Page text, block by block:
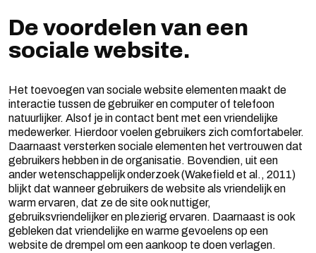
De voordelen van een
sociale website.
Het toevoegen van sociale website elementen maakt de
interactie tussen de gebruiker en computer of telefoon
natuurlijker. Alsof je in contact bent met een vriendelijke
medewerker. Hierdoor voelen gebruikers zich comfortabeler.
Daarnaast versterken sociale elementen het vertrouwen dat
gebruikers hebben in de organisatie. Bovendien, uit een
ander wetenschappelijk onderzoek (Wakefield et al., 2011)
blijkt dat wanneer gebruikers de website als vriendelijk en
warm ervaren, dat ze de site ook nuttiger,
gebruiksvriendelijker en plezierig ervaren. Daarnaast is ook
gebleken dat vriendelijke en warme gevoelens op een
website de drempel om een aankoop te doen verlagen.